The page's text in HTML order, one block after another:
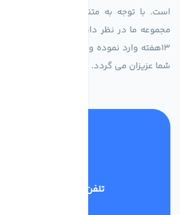
است. با توجه به متنوع بودن فن های
مجموعه ما در نظر دارد کالاهای تخصصی
13هفته وارد نموده و این عمر باعث صرفه
شما عزیزان می گردد.
تلفن پشتیبانی